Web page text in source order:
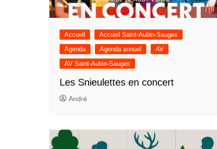
Accueil
Accueil Saint-Aubin-Sauges
Agenda
Agenda annuel
AV
AV Saint-Aubin-Sauges
Les Snieulettes en concert
André